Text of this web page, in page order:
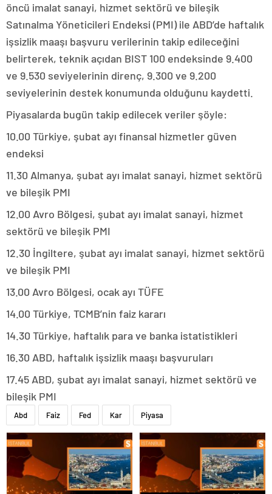
öncü imalat sanayi, hizmet sektörü ve bileşik
Satınalma Yöneticileri Endeksi (PMI) ile ABD’de haftalık
işsizlik maaşı başvuru verilerinin takip edileceğini
belirterek, teknik açıdan BIST 100 endeksinde 9.400
ve 9.530 seviyelerinin direnç, 9.300 ve 9.200
seviyelerinin destek konumunda olduğunu kaydetti.
Piyasalarda bugün takip edilecek veriler şöyle:
10.00 Türkiye, şubat ayı finansal hizmetler güven
endeksi
11.30 Almanya, şubat ayı imalat sanayi, hizmet sektörü
ve bileşik PMI
12.00 Avro Bölgesi, şubat ayı imalat sanayi, hizmet
sektörü ve bileşik PMI
12.30 İngiltere, şubat ayı imalat sanayi, hizmet sektörü
ve bileşik PMI
13.00 Avro Bölgesi, ocak ayı TÜFE
14.00 Türkiye, TCMB’nin faiz kararı
14.30 Türkiye, haftalık para ve banka istatistikleri
16.30 ABD, haftalık işsizlik maaşı başvuruları
17.45 ABD, şubat ayı imalat sanayi, hizmet sektörü ve
bileşik PMI
Abd Faiz Fed Kar Piyasa